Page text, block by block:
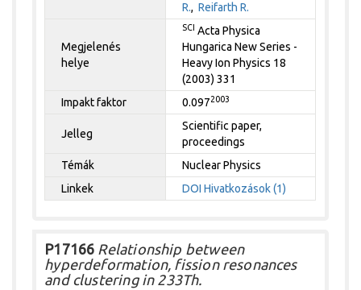
R.,Reifarth R.
Megjelenés
helye
SCI Acta Physica
Hungarica New Series -
Heavy Ion Physics 18
(2003) 331
Impakt faktor
0.0972003
Jelleg
Scientific paper,
proceedings
Témák
Nuclear Physics
Linkek
DOI Hivatkozások (1)
P17166 Relationship between
hyperdeformation, fission resonances
and clustering in 233Th.